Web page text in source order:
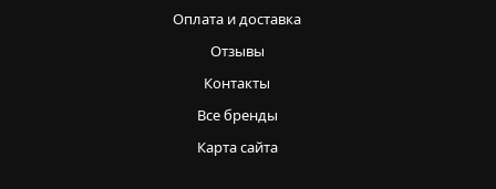
Оплата и доставка
Отзывы
Контакты
Все бренды
Карта сайта